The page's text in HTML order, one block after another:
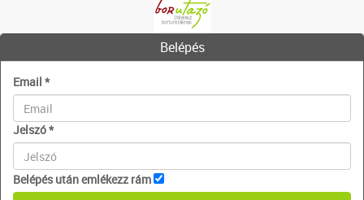
Belépés
Email *
Jelszó*
Belépés után emlékezz rám